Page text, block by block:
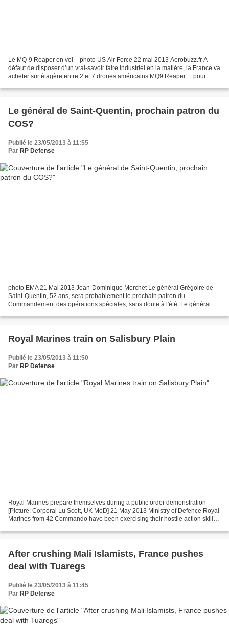
Le MQ-9 Reaper en vol – photo US Air Force 22 mai 2013 Aerobuzz.fr A
défaut de disposer d’un vrai-savoir faire industriel en la matière, la France va
acheter sur étagère entre 2 et 7 drones américains MQ9 Reaper… pour
Le général de Saint-Quentin, prochain patron du
COS?
Publié le 23/05/2013 à 11:55
Par RP Defense
photo EMA 21 Mai 2013 Jean-Dominique Merchet Le général Grégoire de
Saint-Quentin, 52 ans, sera probablement le prochain patron du
Commandement des opérations spéciales, sans doute à l'été. Le général de
Royal Marines train on Salisbury Plain
Publié le 23/05/2013 à 11:50
Par RP Defense
Royal Marines prepare themselves during a public order demonstration
[Picture: Corporal Lu Scott, UK MoD] 21 May 2013 Ministry of Defence Royal
Marines from 42 Commando have been exercising their hostile action skills
After crushing Mali Islamists, France pushes
deal with Tuaregs
Publié le 23/05/2013 à 11:45
Par RP Defense